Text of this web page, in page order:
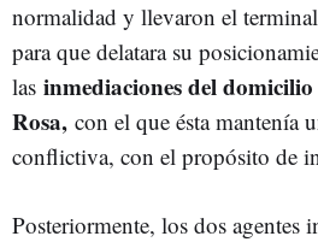
normalidad y llevaron el
para que delatara su
las inmediaciones del
Rosa, con el que ésta mantenía
conflictiva, con el propósito de
Posteriormente, los dos agentes